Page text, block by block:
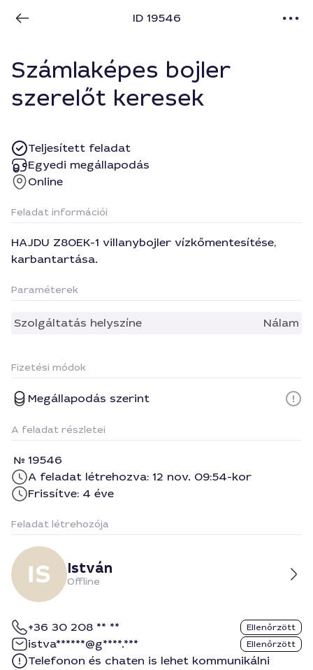
ID 19546
Számlaképes bojler
szerelőt keresek
Teljesített feladat
Egyedi megállapodás
Online
Feladat információi
HAJDU Z80EK-1 villanybojler vízkőmentesítése,
karbantartása.
Paraméterek
Szolgáltatás helyszíne Nálam
Fizetési módok
Megállapodás szerint
A feladat részletei
19546
A feladat létrehozva: 12 nov. 09:54-kor
Frissítve: 4 éve
Feladat létrehozója
István
Offline
+36 30 208 ** ** Ellenőrzött
istva******@g****.*** Ellenőrzött
Telefonon és chaten is lehet kommunikálni